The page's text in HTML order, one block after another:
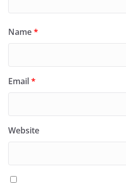
Name*
Email*
Website